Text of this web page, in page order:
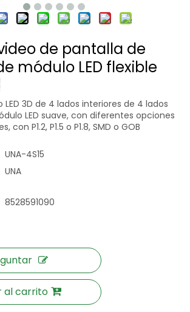
de pantalla de
módulo LED flexible
LED 3D de 4 lados interiores de 4 lados
LED suave, con diferentes opciones
con P1.2, P1.5 o P1.8, SMD o GOB
UNA-4S15
UNA
8528591090
al carrito